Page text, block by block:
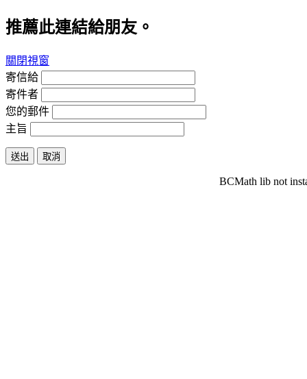
推薦此連結給朋友。
關閉視窗
寄信給
寄件者
您的郵件
主旨
送出 取消
BCMath lib not